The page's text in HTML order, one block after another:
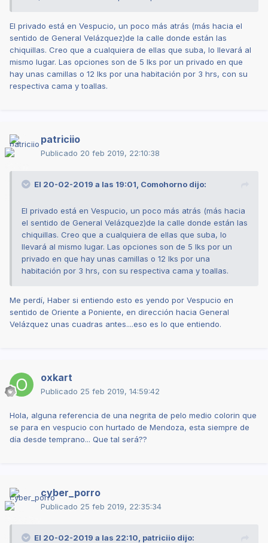
ignoro, pasé por acá sólo para comentar que al parecer el
hecho me costó mucho elegir a quien subía, porque había
otra morena que se veía filete, así que volveré por ella.
Saludos.
El privado está en Vespucio, un poco más atrás (más hacia el
sentido de General Velázquez)de la calle donde están las
chiquillas. Creo que a cualquiera de ellas que suba, lo llevará al
mismo lugar. Las opciones son de 5 lks por un privado en que
hay unas camillas o 12 lks por una habitación por 3 hrs, con su
respectiva cama y toallas.
patriciio
Publicado 20 feb 2019, 22:10:38
El 20-02-2019 a las 19:01, Comohorno dijo:
El privado está en Vespucio, un poco más atrás (más hacia
el sentido de General Velázquez)de la calle donde están las
chiquillas. Creo que a cualquiera de ellas que suba, lo
llevará al mismo lugar. Las opciones son de 5 lks por un
privado en que hay unas camillas o 12 lks por una
habitación por 3 hrs, con su respectiva cama y toallas.
Me perdí, Haber si entiendo esto es yendo por Vespucio en
sentido de Oriente a Poniente, en dirección hacia General
Velázquez unas cuadras antes....eso es lo que entiendo.
oxkart
Publicado 25 feb 2019, 14:59:42
Hola, alguna referencia de una negrita de pelo medio colorin que
se para en vespucio con hurtado de Mendoza, esta siempre de
día desde temprano... Que tal será??
cyber_porro
Publicado 25 feb 2019, 22:35:34
El 20-02-2019 a las 22:10, patriciio dijo: